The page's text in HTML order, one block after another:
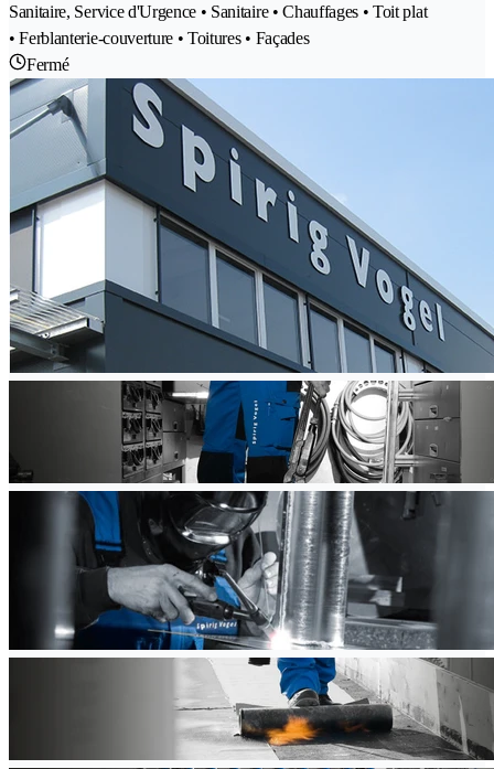
Sanitaire, Service d'Urgence • Sanitaire • Chauffages • Toit plat
• Ferblanterie-couverture • Toitures • Façades
Fermé